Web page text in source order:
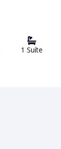
1 Suíte